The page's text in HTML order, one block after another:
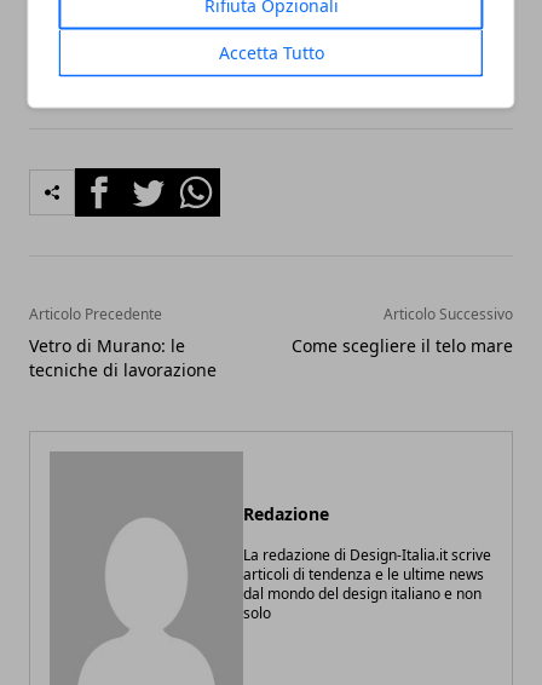
Rifiuta Opzionali
Accetta Tutto
il tempo.
FacebookTwitterWhatsapp
Articolo Precedente
Vetro di Murano: le
tecniche di lavorazione
Articolo Successivo
Come scegliere il telo mare
Redazione
La redazione di Design-Italia.it scrive
articoli di tendenza e le ultime news
dal mondo del design italiano e non
solo